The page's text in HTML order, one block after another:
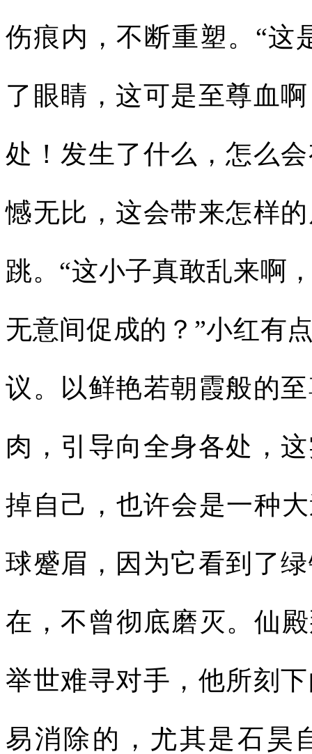
伤痕内，不断重塑。“
了眼睛，这可是至尊血
处！发生了什么，怎么
憾无比，这会带来怎样
跳。“这小子真敢乱来啊
无意间促成的？”小红有
议。以鲜艳若朝霞般的
肉，引导向全身各处，
掉自己，也许会是一种
球蹙眉，因为它看到了
在，不曾彻底磨灭。仙
举世难寻对手，他所刻
易消除的，尤其是石昊